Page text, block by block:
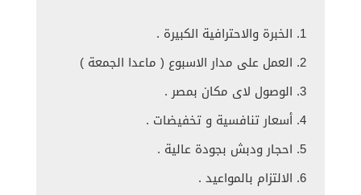
الخبرة والاحترافية الكبيرة .
العمل على مدار الاسبوع ( ماعدا الجمعة )
الوصول لاى مكان بمصر .
أسعار تنافسية و تخفيضات .
احجار ودبش بجودة عالية .
الالتزام بالمواعيد .